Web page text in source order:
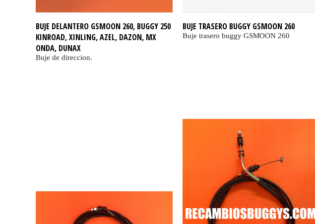
BUJE DELANTERO GSMOON 260, BUGGY 250
KINROAD, XINLING, AZEL, DAZON, MX
ONDA, DUNAX
Buje de direccion.
BUJE TRASERO BUGGY GSMOON 260
Buje trasero buggy GSMOON 260